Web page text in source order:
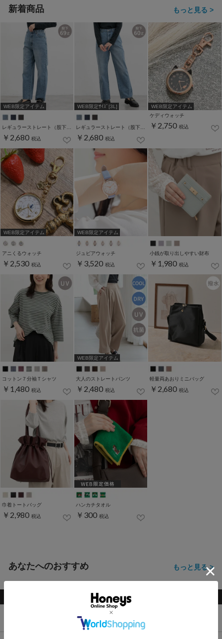
新着商品 もっと見る >
WEB限定アイテム
￥2,680 税込
WEB限定ｻｲｽﾞ[3L]
￥2,680 税込
WEB限定アイテム
ケディウォッチ
￥2,750 税込
WEB限定アイテム
アニくるウォッチ
￥2,530 税込
WEB限定アイテム
ジュビアウォッチ
￥3,520 税込
小銭が取り出しやすい財布
￥1,980 税込
コットン７分袖Ｔシャツ
￥1,480 税込
WEB限定アイテム
大人のストレートパンツ
￥2,480 税込
軽量両あおりミニバッグ
￥2,680 税込
巾着トートバッグ
￥2,980 税込
ハンカチタオル
￥300 税込
あなたへのおすすめ もっと見る >